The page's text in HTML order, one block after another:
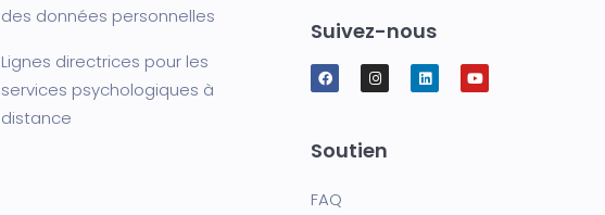
des données personnelles
Lignes directrices pour les
services psychologiques à
distance
Suivez-nous
Soutien
FAQ